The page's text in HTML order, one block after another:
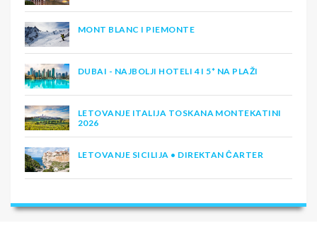
MONT BLANC I PIEMONTE
DUBAI - NAJBOLJI HOTELI 4 I 5* NA PLAŽI
LETOVANJE ITALIJA TOSKANA MONTEKATINI
2026
LETOVANJE SICILIJA • DIREKTAN ČARTER